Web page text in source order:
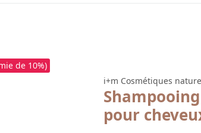
de 10%)
i+m Cosmétiques
pour